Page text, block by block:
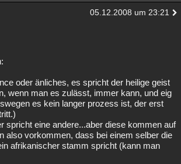
05.12.2008 um 23:21
oder änliches, es spricht der heilige geist
wenn man es zulässt, immer kann, und eig
es kein langer prozess ist, der erst
spricht eine andere...aber diese kommen auf
also vorkommen, dass bei einem selber die
afrikanischer stamm spricht (kann man